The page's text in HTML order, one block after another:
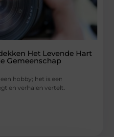
Het Levende Hart
Gemeenschap
hobby; het is een
en verhalen vertelt.